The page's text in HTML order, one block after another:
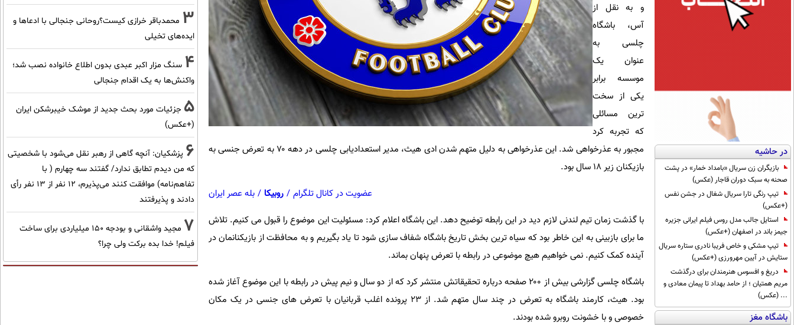
در حاشیه
بازیگران زن سریال «بامداد خمار» در پشت
صحنه به سبک دوران قاجار (عکس)
تیپ رنگی تارا سریال شغال در جشن نفس
(+عکس)
استایل جالب مدل روس فیلم ایرانی جزیره
جیمز باند در اصفهان (+عکس)
تیپ مشکی و خاص فریبا نادری ستاره سریال
ستایش در آیین مهرورزی (+عکس)
دریغ و افسوس هنرمندان برای درگذشت
مریم همتیان ؛ از حامد بهداد تا پیمان معادی و
... (عکس)
باشگاه مغز
و به نقل از
آس، باشگاه
چلسی به
عنوان یک
موسسه برابر
یکی از سخت
ترین مسائلی
که تجربه کرد
مجبور به عذرخواهی شد. این عذرخواهی به دلیل متهم شدن ادی هیث، مدیر استعدادیابی چلسی در دهه ۷۰ به تعرض جنسی به
بازیکنان زیر ۱۸ سال بود.
عضویت در کانال تلگرام / روبیکا / بله عصر ایران
با گذشت زمان تیم لندنی لازم دید در این رابطه توضیح دهد. این باشگاه اعلام کرد: مسئولیت این موضوع را قبول می کنیم. تلاش
ما برای بازبینی به این خاطر بود که سیاه ترین بخش تاریخ باشگاه شفاف سازی شود تا یاد بگیریم و به محافظت از بازیکنانمان در
آینده کمک کنیم. نمی خواهیم هیچ موضوعی در رابطه با تعرض پنهان بماند.
باشگاه چلسی گزارشی بیش از ۲۰۰ صفحه درباره تحقیقاتش منتشر کرد که از دو سال و نیم پیش در رابطه با این موضوع آغاز شده
بود. هیث، کارمند باشگاه به تعرض در چند سال متهم شد. از ۲۳ پرونده اغلب قربانیان با تعرض های جنسی در یک مکان
خصوصی و با خشونت روبرو شده بودند.
3 محمدباقر خرازی کیست؟روحانی جنجالی با ادعاها و
ایده‌های تخیلی
4 سنگ مزار اکبر عبدی بدون اطلاع خانواده نصب شد؛
واکنش‌ها به یک اقدام جنجالی
5 جزئیات مورد بحث جدید از موشک خیبرشکن ایران
(+عکس)
6 پزشکیان‌: آنچه گاهی از رهبر نقل می‌شود با شخصیتی
که من دیدم تطابق ندارد/ گفتند سه چهارم ( با
تفاهم‌نامه) موافقت کنند می‌پذیرم، 12 نفر از 13 نفر رأی
دادند و پذیرفتند
7
مجید واشقانی و بودجه 150 میلیاردی برای ساخت
فیلم! خدا بده برکت ولی چرا؟